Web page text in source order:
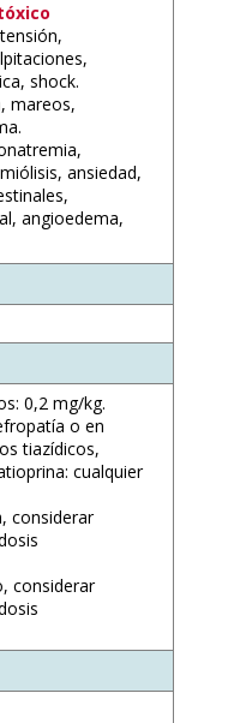
shock.
mareos,
ansiedad,
angioedema,
0,2 mg/kg.
o en
tiazídicos,
cualquier
considerar
considerar